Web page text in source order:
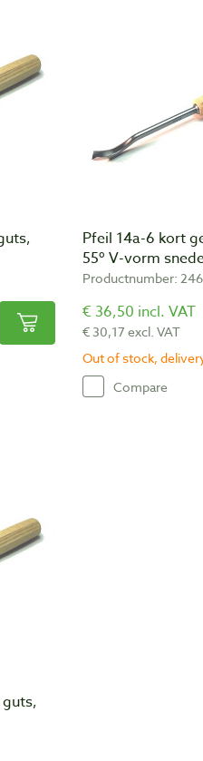
Pfeil 14a-6 kort
55º V-vorm
Productnumber:
€ 36,50 incl. VAT
€ 30,17 excl. VAT
Out of stock,
Compare